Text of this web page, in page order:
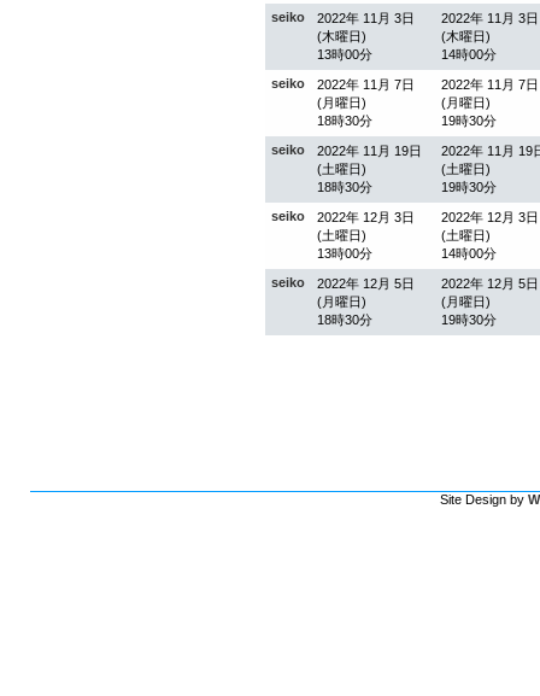
seiko
2022年 11月 3日
(木曜日)
13時00分
2022年 11月 3日
(木曜日)
14時00分
seiko
2022年 11月 7日
(月曜日)
18時30分
2022年 11月 7日
(月曜日)
19時30分
seiko
2022年 11月 19日
(土曜日)
18時30分
2022年 11月 19
(土曜日)
19時30分
seiko
2022年 12月 3日
(土曜日)
13時00分
2022年 12月 3日
(土曜日)
14時00分
seiko
2022年 12月 5日
(月曜日)
18時30分
2022年 12月 5日
(月曜日)
19時30分
Site Design by